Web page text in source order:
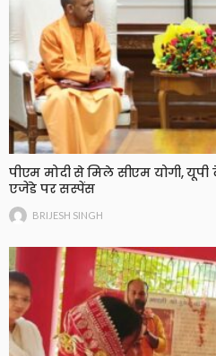
पीएम मोदी से मिले सीएम योगी,
एजेंडे पर सस्पेंस
BRIJESH SINGH